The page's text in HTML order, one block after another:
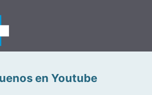
en Youtube